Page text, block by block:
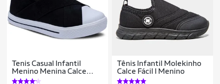
Tenis Casual Infantil
Menino Menina Calce
Facil Leve 11.48i
Tênis Infantil Molekinho
Calce Fácil I Menino